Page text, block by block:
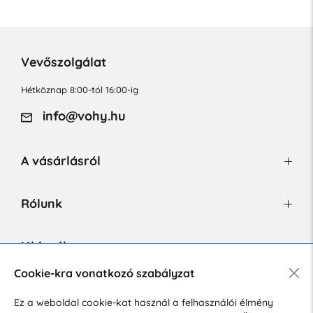
Vevőszolgálat
Hétköznap 8:00-tól 16:00-ig
info@vohy.hu
A vásárlásról
Rólunk
Hírlevél
Hozzájárulok a személyes adatok marketing célú kezeléséhez.
Cookie-kra vonatkozó szabályzat
Ez a weboldal cookie-kat használ a felhasználói élmény